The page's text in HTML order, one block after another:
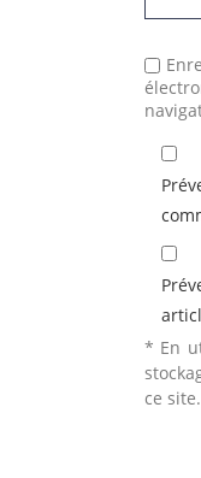
* En
ce site.